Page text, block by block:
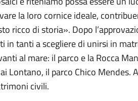
la loro cornice ideale,
ricco di storia». Dopo
in tanti a scegliere di unirsi in
al mare: il parco e la Rocca
Lontano, il parco Chico Mendes.
civili.